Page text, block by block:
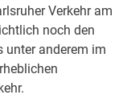
Verkehr am
noch den
unter anderem im